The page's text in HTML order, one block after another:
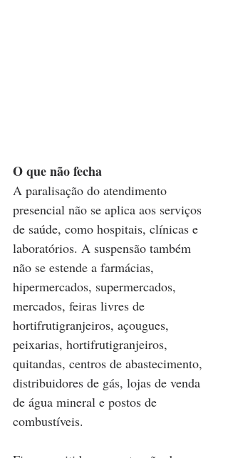
O que não fecha
A paralisação do atendimento
presencial não se aplica aos serviços
de saúde, como hospitais, clínicas e
laboratórios. A suspensão também
não se estende a farmácias,
hipermercados, supermercados,
mercados, feiras livres de
hortifrutigranjeiros, açougues,
peixarias, hortifrutigranjeiros,
quitandas, centros de abastecimento,
distribuidores de gás, lojas de venda
de água mineral e postos de
combustíveis.